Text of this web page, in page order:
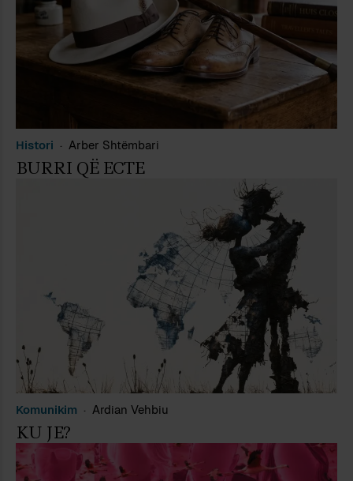
Histori Arber Shtëmbari
BURRI QË ECTE
Komunikim Ardian Vehbiu
KU JE?